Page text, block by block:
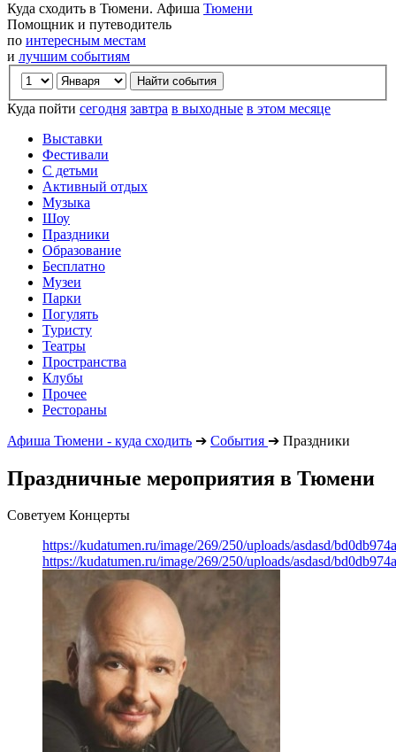
Куда сходить в Тюмени. Афиша Тюмени
Помощник и путеводитель
по интересным местам
и лучшим событиям
Куда пойти сегодня завтра в выходные в этом месяце
Выставки
Фестивали
С детьми
Активный отдых
Музыка
Шоу
Праздники
Образование
Бесплатно
Музеи
Парки
Погулять
Туристу
Театры
Пространства
Клубы
Прочее
Рестораны
Афиша Тюмени - куда сходить ➔ События ➔ Праздники
Праздничные мероприятия в Тюмени
Советуем Концерты
https://kudatumen.ru/image/269/250/uploads/asdasd/
https://kudatumen.ru/image/269/250/uploads/asdasd/